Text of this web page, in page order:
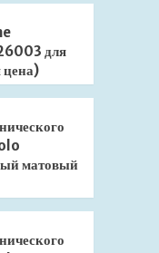
для
матовый